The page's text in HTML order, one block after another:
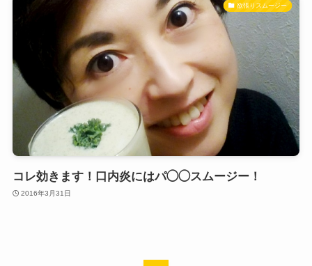
欲張りスムージー
コレ効きます！口内炎にはパ◯◯スムージー！
2016年3月31日